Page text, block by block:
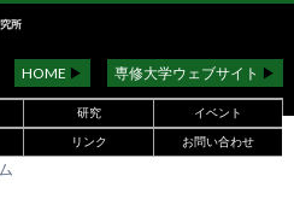
HOME ▶︎ 専修大学ウェブサイト ▶︎
研究
イベント
リンク お問い合わせ